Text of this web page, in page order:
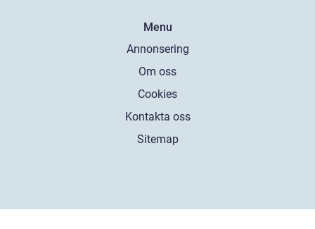
Menu
Annonsering
Om oss
Cookies
Kontakta oss
Sitemap